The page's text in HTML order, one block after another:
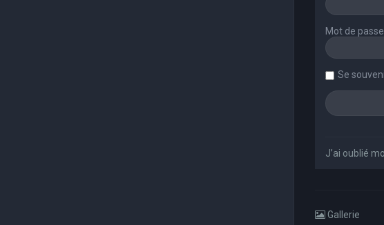
Mot de passe
Se
J’ai oublié
Gallerie